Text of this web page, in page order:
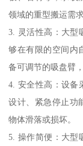
领域的重型搬运需求
3. 灵活性高：大型
够在有限的空间内
备可调节的吸盘臂
4. 安全性高：设备
设计、紧急停止功
物体滑落或损坏。
5. 操作简便：大型